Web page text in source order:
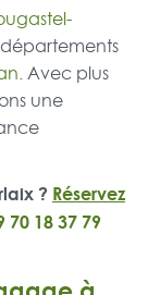
. Avec plus
une
? Réservez
70 18 37 79